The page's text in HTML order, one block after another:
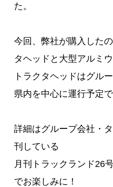
た。
今回、弊社が購入した
タヘッドと大型アルミウ
トラクタヘッドはグル
県内を中心に運行予定で
詳細はグループ会社・
刊している
月刊トラックランド26
でお楽しみに！